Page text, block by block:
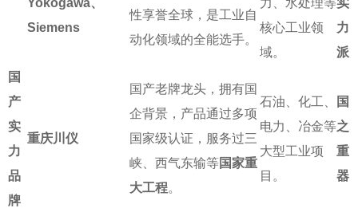
Siemens
性享誉全球，是工业自
动化领域的全能选手。
核心工业领
域。
力
派
国
产
实
力
品
牌
重庆川仪
国产老牌龙头，拥有国
企背景，产品通过多项
国家级认证，服务过三
峡、西气东输等国家重
大工程。
石油、化工、
电力、冶金等
大型工业项
目。
国
之
重
器